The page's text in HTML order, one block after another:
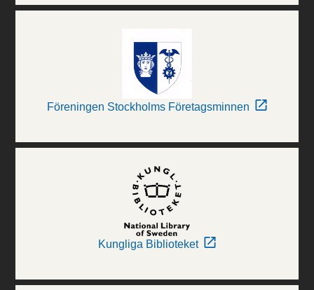
Föreningen Stockholms Företagsminnen
Kungliga Biblioteket